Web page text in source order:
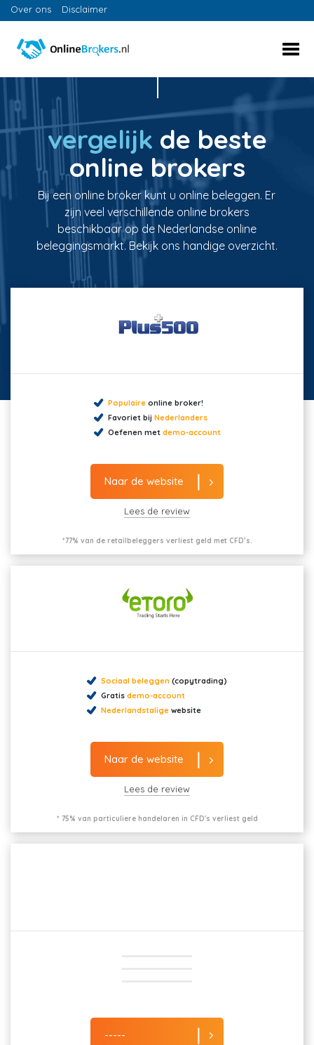
Over ons Disclaimer
vergelijk de beste
online brokers
Bij een online broker kunt u online beleggen. Er
zijn veel verschillende online brokers
beschikbaar op de Nederlandse online
beleggingsmarkt. Bekijk ons handige overzicht.
Populaireonline broker!
Favoriet bij Nederlanders
Oefenen met demo-account
Naar de website
Lees de review
*77% van de retailbeleggers verliest geld met CFD’s.
Sociaal beleggen (copytrading)
Gratis demo-account
Nederlandstalige website
Naar de website
Lees de review
* 75% van particuliere handelaren in CFD's verliest geld
-----